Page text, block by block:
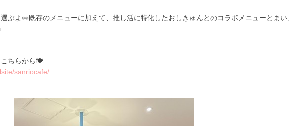
ぶよ👀既存のメニューに加えて、推し活に特化したおしきゅんとのコラボメニューとまい
こちらから🍽
sanriocafe/